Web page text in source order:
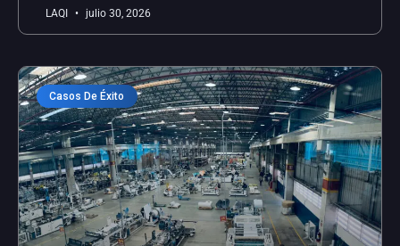
LAQI julio 30, 2026
Casos De Éxito